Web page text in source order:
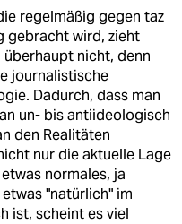
regelmäßig gegen taz
gebracht wird, zieht
nicht, denn
journalistische
Dadurch, dass man
un- bis antiideologisch
den Realitäten
nur die aktuelle Lage
normales, ja
"natürlich" im
ist, scheint es viel